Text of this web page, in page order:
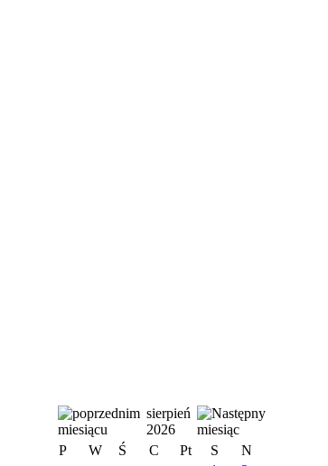
sierpień
2026
P
W Ś C Pt S
N